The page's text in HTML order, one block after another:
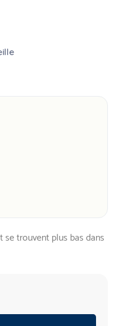
trouvent plus bas dans